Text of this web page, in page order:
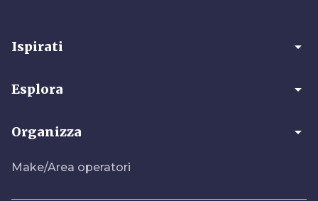
Ispirati arrow_drop_down
Esplora arrow_drop_down
Organizza arrow_drop_down
Make/Area operatori